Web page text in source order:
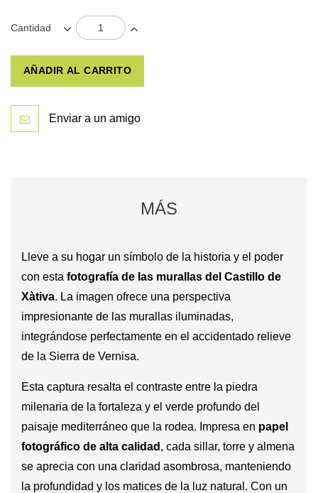
Cantidad
AÑADIR AL CARRITO
Enviar a un amigo
MÁS
Lleve a su hogar un símbolo de la historia y el poder
con esta fotografía de las murallas del Castillo de
Xàtiva. La imagen ofrece una perspectiva
impresionante de las murallas iluminadas,
integrándose perfectamente en el accidentado relieve
de la Sierra de Vernisa.
Esta captura resalta el contraste entre la piedra
milenaria de la fortaleza y el verde profundo del
paisaje mediterráneo que la rodea. Impresa en papel
fotográfico de alta calidad , cada sillar, torre y almena
se aprecia con una claridad asombrosa, manteniendo
la profundidad y los matices de la luz natural. Con un